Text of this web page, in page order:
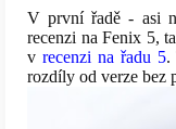
V první řadě - asi
recenzi na Fenix 5,
v recenzi na řadu 5.
rozdíly od verze bez